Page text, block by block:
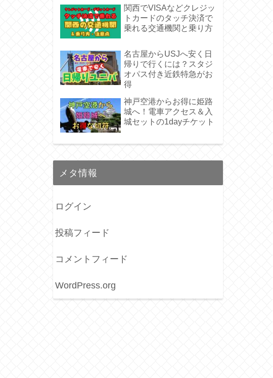
関西でVISAなどクレジッ
トカードのタッチ決済で
乗れる交通機関と乗り方
名古屋からUSJへ安く日
帰りで行くには？スタジ
オパス付き近鉄特急がお
得
神戸空港からお得に姫路
城へ！電車アクセス＆入
城セットの1dayチケット
メタ情報
ログイン
投稿フィード
コメントフィード
WordPress.org